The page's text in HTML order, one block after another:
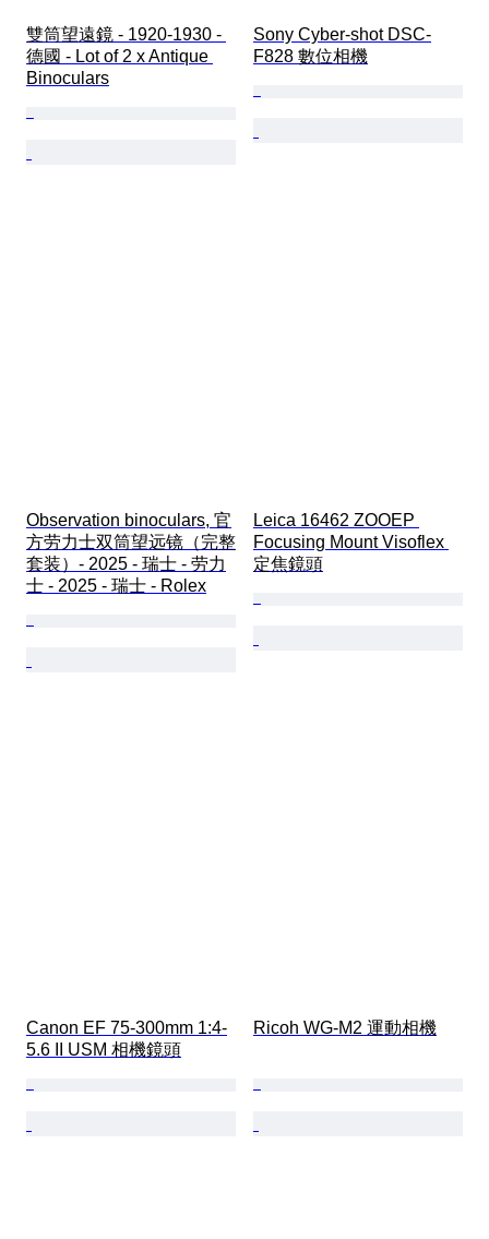
雙筒望遠鏡 - 1920-1930 -
德國 - Lot of 2 x Antique
Binoculars
Sony Cyber-shot DSC-
F828 數位相機
Observation binoculars, 官
方劳力士双筒望远镜（完整
套装）- 2025 - 瑞士 - 劳力
士 - 2025 - 瑞士 - Rolex
Leica 16462 ZOOEP
Focusing Mount Visoflex
定焦鏡頭
Canon EF 75-300mm 1:4-
5.6 II USM 相機鏡頭
Ricoh WG-M2 運動相機